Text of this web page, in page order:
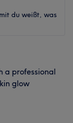
du weißt, was
a professional
glow